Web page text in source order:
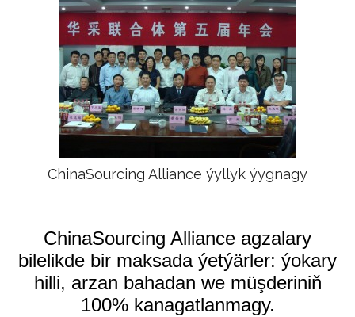
ChinaSourcing Alliance ýyllyk ýygnagy
ChinaSourcing Alliance agzalary
bilelikde bir maksada ýetýärler: ýokary
hilli, arzan bahadan we müşderiniň
100% kanagatlanmagy.